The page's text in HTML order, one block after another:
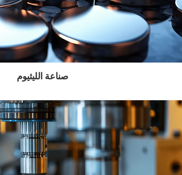
صناعة الليثيوم